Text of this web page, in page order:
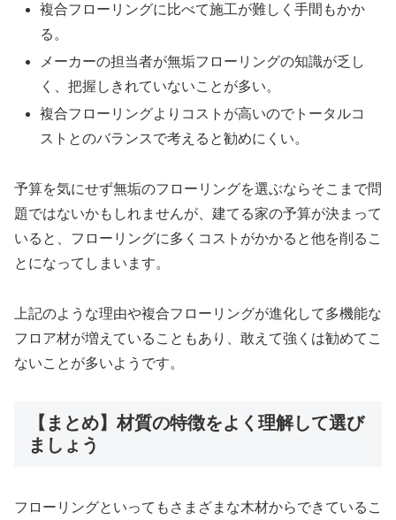
複合フローリングに比べて施工が難しく手間もかか
る。
メーカーの担当者が無垢フローリングの知識が乏し
く、把握しきれていないことが多い。
複合フローリングよりコストが高いのでトータルコ
ストとのバランスで考えると勧めにくい。
予算を気にせず無垢のフローリングを選ぶならそこまで問
題ではないかもしれませんが、建てる家の予算が決まって
いると、フローリングに多くコストがかかると他を削るこ
とになってしまいます。
上記のような理由や複合フローリングが進化して多機能な
フロア材が増えていることもあり、敢えて強くは勧めてこ
ないことが多いようです。
【まとめ】材質の特徴をよく理解して選び
ましょう
フローリングといってもさまざまな木材からできているこ